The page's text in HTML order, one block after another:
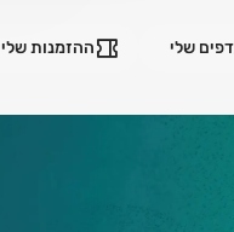
שלי ההזמנות שלי